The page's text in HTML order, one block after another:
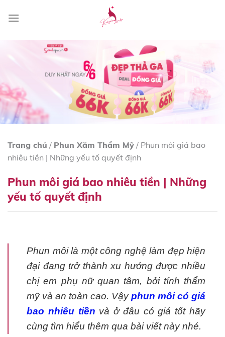
Trang chủ / Phun Xăm Thẩm Mỹ / Phun môi giá bao
nhiêu tiền | Những yếu tố quyết định
Phun môi giá bao nhiêu tiền | Những
yếu tố quyết định
Phun môi là một công nghệ làm đẹp hiện
đại đang trở thành xu hướng được nhiều
chị em phụ nữ quan tâm, bởi tính thẩm
mỹ và an toàn cao. Vậyphun môi có giá
bao nhiêu tiền và ở đâu có giá tốt hãy
cùng tìm hiểu thêm qua bài viết này nhé.